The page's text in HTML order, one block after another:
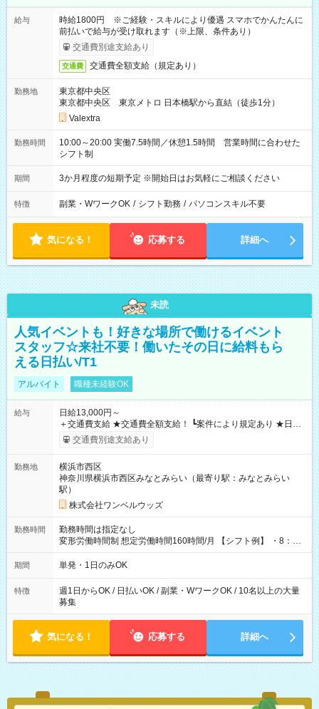
給与
時給1800円 ※ご経験・スキルにより優遇 スマホでかんたんに
前払いで給与が受け取れます（※上限、条件あり）
交通費別途支給あり
交通費 交通費全額支給（規定あり）
勤務地
東京都中央区
東京都中央区 東京メトロ 日本橋駅から直結（徒歩1分）
Valextra
勤務時間
10:00～20:00 実働7.5時間／休憩1.5時間 営業時間に合わせた
シフト制
期間 3か月程度の短期予定 ※開始日はお気軽にご相談ください
特徴 副業・WワークOK / シフト勤務 / パソコンスキル不要
気になる！ 応募する 詳細へ
未読
人気イベントも！好きな場所で働けるイベント
スタッフ☆来社不要！働いたその日に給料もら
える日払い/T1
アルバイト 職種未経験OK
給与
日給13,000円～
＋交通費支給 ★交通費全額支給！ ┗案件により規定あり ★日払
いOK！（規定あり） ┗働いたその日に現金GET♪ お仕事後はコ
ンビニATMから 日払い分を引き落とせます！ 【試用期間】試
交通費別途支給あり
勤務地
横浜市西区
神奈川県横浜市西区みなとみらい（最寄り駅：みなとみらい
駅）
株式会社ワンベルウッズ
勤務時間
勤務時間は指定なし
変形労働時間制 想定労働時間160時間/月 【シフト例】 ・8：00
～21：00
期間 単発・1日のみOK
特徴
週1日からOK / 日払いOK / 副業・WワークOK / 10名以上の大量
募集
気になる！ 応募する 詳細へ